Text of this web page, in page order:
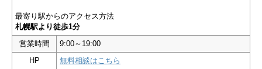
最寄り駅からのアクセス方法
札幌駅より徒歩1分
営業時間
9:00～19:00
HP
無料相談はこちら